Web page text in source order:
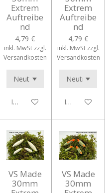
Extrem
Auftreibe
nd
4,79 €
inkl. MwSt zzgl.
Versandkosten
In den Warenkorb
Extrem
Auftreibe
nd
4,79 €
inkl. MwSt zzgl.
Versandkosten
In den
VS Made
30mm
VS Made
30mm